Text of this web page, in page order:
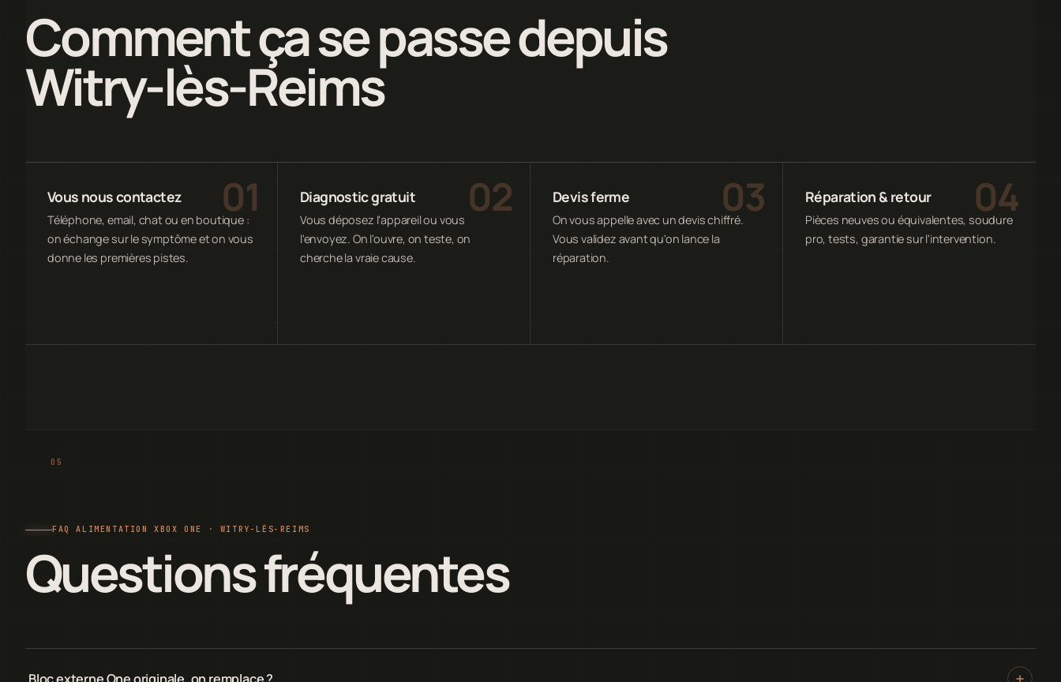
Comment ça se passe depuis
Witry-lès-Reims
Vous nous contactez
Téléphone, email, chat ou en boutique :
on échange sur le symptôme et on vous
donne les premières pistes.
Diagnostic gratuit
Vous déposez l'appareil ou vous
l'envoyez. On l'ouvre, on teste, on
cherche la vraie cause.
Devis ferme
On vous appelle avec un devis chiffré.
Vous validez avant qu'on lance la
réparation.
Réparation & retour
Pièces neuves ou équivalentes, soudure
pro, tests, garantie sur l'intervention.
FAQ ALIMENTATION XBOX ONE · WITRY-LÈS-REIMS
Questions fréquentes